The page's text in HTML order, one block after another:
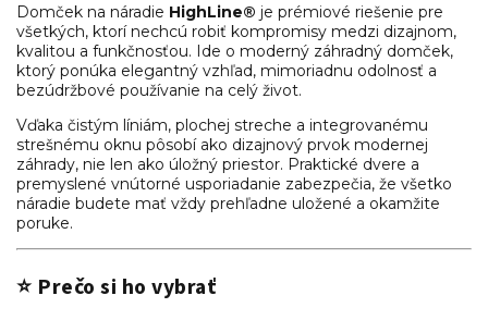
Domček na náradie HighLine® je prémiové riešenie pre
všetkých, ktorí nechcú robiť kompromisy medzi dizajnom,
kvalitou a funkčnosťou. Ide o moderný záhradný domček,
ktorý ponúka elegantný vzhľad, mimoriadnu odolnosť a
bezúdržbové používanie na celý život.
Vďaka čistým líniám, plochej streche a integrovanému
strešnému oknu pôsobí ako dizajnový prvok modernej
záhrady, nie len ako úložný priestor. Praktické dvere a
premyslené vnútorné usporiadanie zabezpečia, že všetko
náradie budete mať vždy prehľadne uložené a okamžite
poruke.
⭐ Prečo si ho vybrať